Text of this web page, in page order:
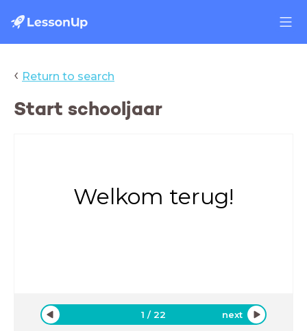
‹ Return to search
Start schooljaar
Welkom terug!
1 /22 next